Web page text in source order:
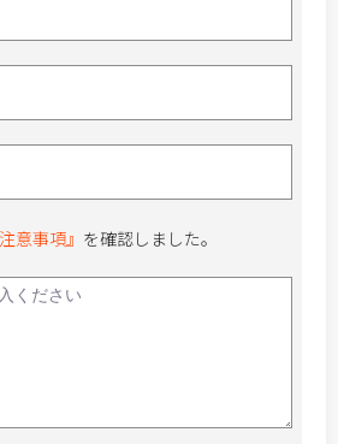
意事項』 を確認しました。